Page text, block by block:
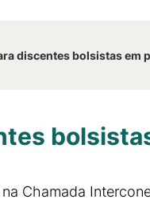
discentes bolsistas em
Chamada